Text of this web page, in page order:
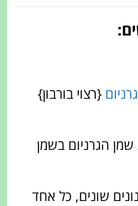
{רצוי בורבון}
הגרניום בשמן
שונים, כל אחד